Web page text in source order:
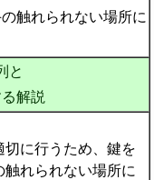
触れられない場所に
と
解説
に行うため、鍵を
れられない場所に